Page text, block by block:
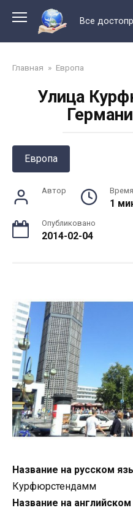
контенту
Все
Главная » Европа
Улица
Европа
Автор
1
Опубликовано
2014-02-04
Название на русском
Курфюрстендамм
Название на